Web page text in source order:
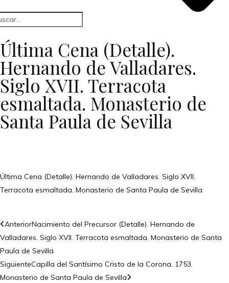
Última Cena (Detalle).
Hernando de Valladares.
Siglo XVII. Terracota
esmaltada. Monasterio de
Santa Paula de Sevilla
Última Cena (Detalle). Hernando de Valladares. Siglo XVII.
Terracota esmaltada. Monasterio de Santa Paula de Sevilla
AnteriorNacimiento del Precursor (Detalle). Hernando de
Valladares. Siglo XVII. Terracota esmaltada. Monasterio de Santa
Paula de Sevilla
SiguienteCapilla del Santísimo Cristo de la Corona. 1753.
Monasterio de Santa Paula de Sevilla